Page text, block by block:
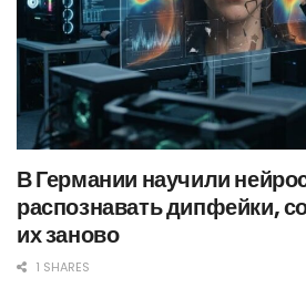
В Германии научили
распознавать дипфейки,
их заново
1 SHARES